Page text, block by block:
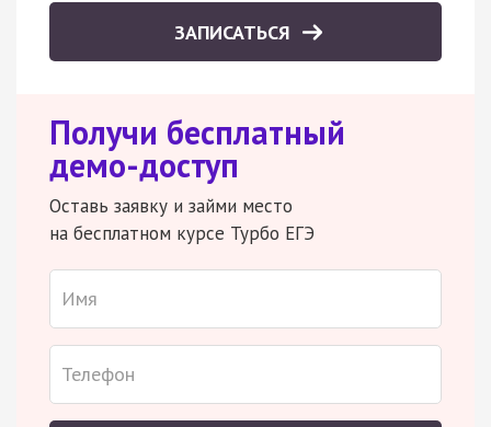
ЗАПИСАТЬСЯ
Получи бесплатный
демо-доступ
Оставь заявку и займи место
на бесплатном курсе Турбо ЕГЭ